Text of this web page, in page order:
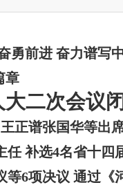
勇前进 奋力谱写
章
二次会议
正谱张国华等出
补选4名省十四
6项决议 通过《